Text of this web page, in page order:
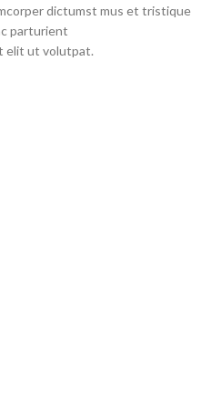
dictumst mus et tristique
parturient
elit ut volutpat.